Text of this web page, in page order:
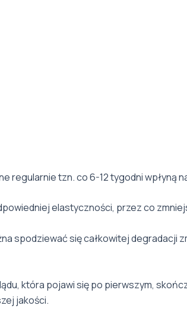
regularnie tzn. co 6-12 tygodni wpłyną
elastyczności, przez co
spodziewać się całkowitej degradacji
która pojawi się po pierwszym,
jakości.